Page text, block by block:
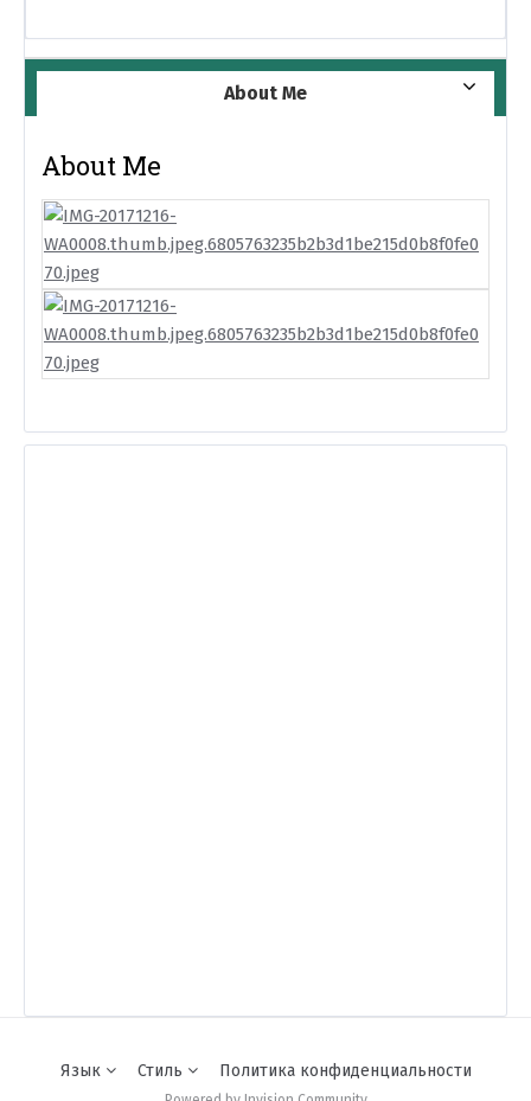
About Me
About Me
Язык Стиль Политика конфиденциальности